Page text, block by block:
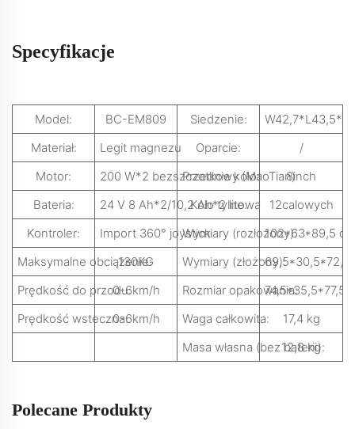
Specyfikacje
Model: BC-EM809 Siedzenie:
Materiał:
Legit magnezu Oparcie:
/
Motor:
200 W*2 bezszczotkowy (MaoTian)
Przednie koło:
8inch
Bateria:
24 V 8 Ah*2/10,2 Ah*2 litowa
Koło tylne:
12calowych
Kontroler:
Import 360° joystickWymiary (rozłożony):102*63*89,5 cm
Maksymalne obciążenie:
130KG Wymiary (złożony):69,5*30,5*72,5
Prędkość do przodu:0-6km/h Rozmiar opakowania:74,5*35,5*77,5
Prędkość wsteczna:0-6km/h Waga całkowita:
17,4 kg
Masa własna (bez baterii):
12,8 kg
Polecane Produkty